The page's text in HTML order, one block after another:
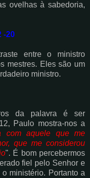
ovelhas à sabedoria,
-20
entre o ministro
mestres. Eles são um
ministro.
da palavra é ser
Paulo mostra-nos a
com aquele que me
que me considerou
". É bom percebermos
fiel pelo Senhor e
ministério. Portanto a